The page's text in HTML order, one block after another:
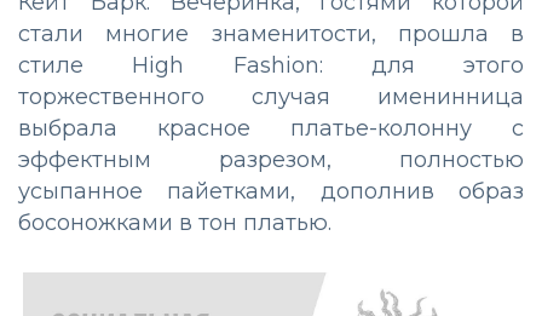
стали многие знаменитости, прошла в
стиле High Fashion: для этого
торжественного случая именинница
выбрала красное платье-колонну с
эффектным разрезом, полностью
усыпанное пайетками, дополнив образ
босоножками в тон платью.